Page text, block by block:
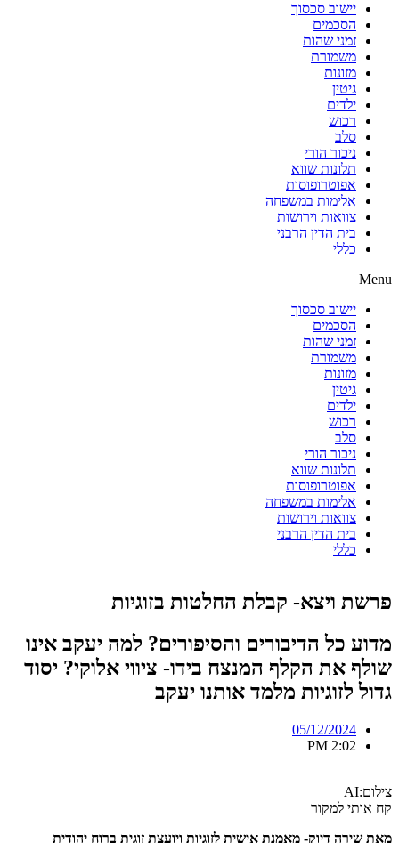
יישוב סכסוך
הסכמים
זמני שהות
משמורת
מזונות
גיטין
ילדים
רכוש
סלב
ניכור הורי
תלונות שווא
אפוטרופוסות
אלימות במשפחה
צוואות וירושות
בית הדין הרבני
כללי
Menu
יישוב סכסוך
הסכמים
זמני שהות
משמורת
מזונות
גיטין
ילדים
רכוש
סלב
ניכור הורי
תלונות שווא
אפוטרופוסות
אלימות במשפחה
צוואות וירושות
בית הדין הרבני
כללי
פרשת ויצא- קבלת החלטות בזוגיות
מדוע כל הדיבורים והסיפורים? למה יעקב אינו
שולף את הקלף המנצח בידו- ציווי אלוקי? יסוד
גדול לזוגיות מלמד אותנו יעקב
05/12/2024
2:02 PM
צילום:AI
קח אותי למקור
מאת שירה דיוק- מאמנת אישית לזוגיות ויועצת זוגית ברוח יהודית